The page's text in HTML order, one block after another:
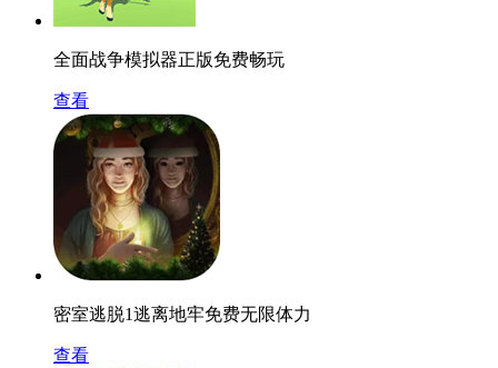
全面战争模拟器正版免费畅玩
查看
密室逃脱1逃离地牢免费无限体力
查看